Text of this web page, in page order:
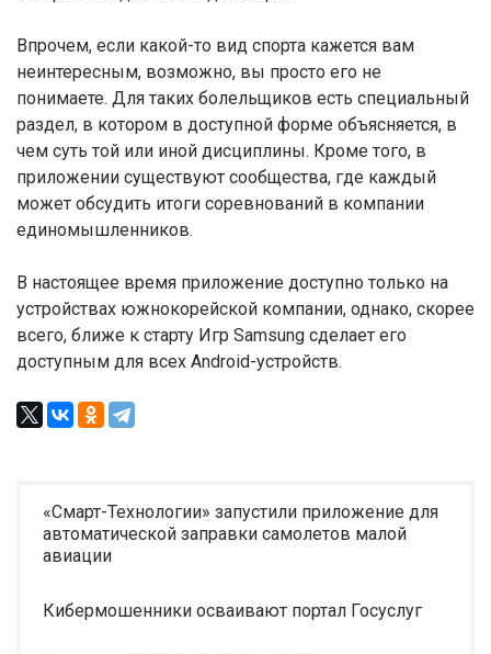
Впрочем, если какой-то вид спорта кажется вам
неинтересным, возможно, вы просто его не
понимаете. Для таких болельщиков есть специальный
раздел, в котором в доступной форме объясняется, в
чем суть той или иной дисциплины. Кроме того, в
приложении существуют сообщества, где каждый
может обсудить итоги соревнований в компании
единомышленников.
В настоящее время приложение доступно только на
устройствах южнокорейской компании, однако, скорее
всего, ближе к старту Игр Samsung сделает его
доступным для всех Android-устройств.
«Смарт-Технологии» запустили приложение для
автоматической заправки самолетов малой
авиации
Кибермошенники осваивают портал Госуслуг